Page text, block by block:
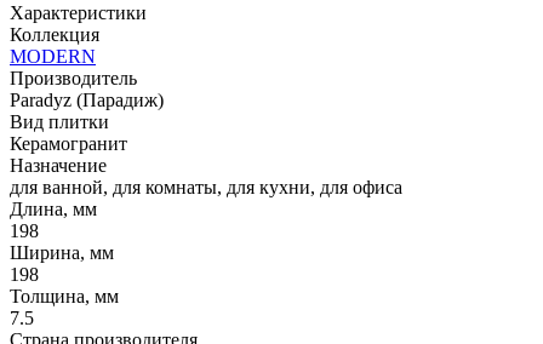
Характеристики
Коллекция
MODERN
Производитель
Paradyz (Парадиж)
Вид плитки
Керамогранит
Назначение
для ванной, для комнаты, для кухни, для офиса
Длина, мм
198
Ширина, мм
198
Толщина, мм
7.5
Страна производителя